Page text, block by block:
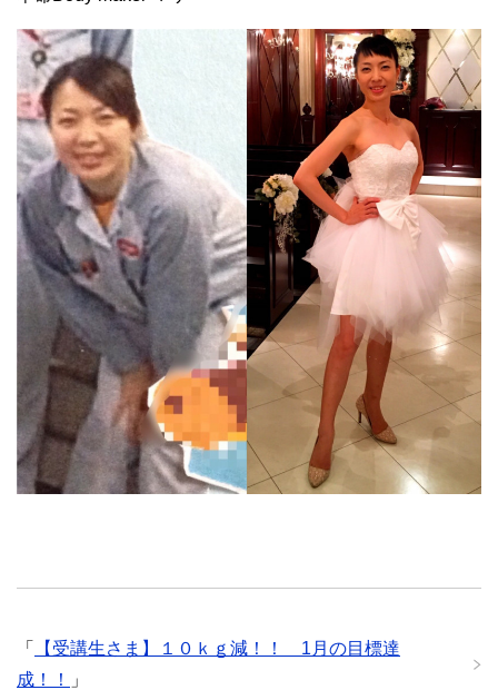
「
【受講生さま】１０ｋｇ減！！ 1月の目標達
成！！
」